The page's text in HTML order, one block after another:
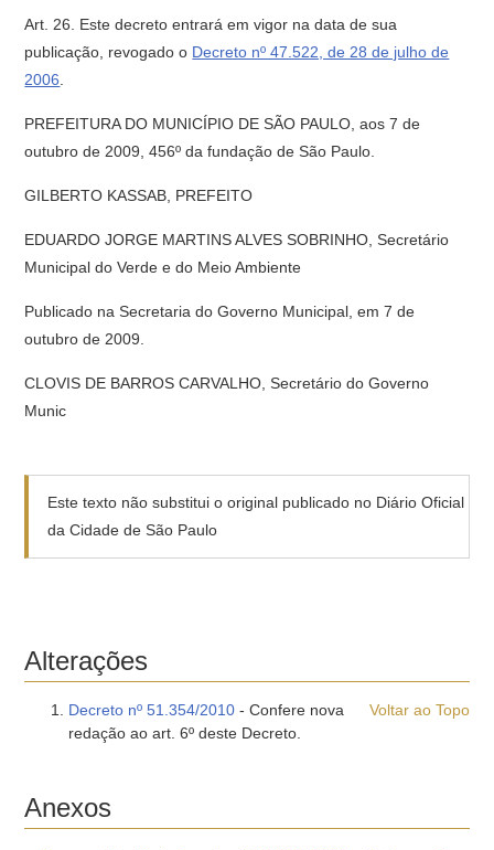
Art. 26. Este decreto entrará em vigor na data de sua
publicação, revogado o Decreto nº 47.522, de 28 de julho de
2006
PREFEITURA DO MUNICÍPIO DE SÃO PAULO, aos 7 de
outubro de 2009, 456º da fundação de São Paulo.
GILBERTO KASSAB, PREFEITO
EDUARDO JORGE MARTINS ALVES SOBRINHO, Secretário
Municipal do Verde e do Meio Ambiente
Publicado na Secretaria do Governo Municipal, em 7 de
outubro de 2009.
CLOVIS DE BARROS CARVALHO, Secretário do Governo
Munic
Este texto não substitui o original publicado no Diário Oficial
da Cidade de São Paulo
Alterações
Voltar ao Topo
Decreto nº 51.354/2010 - Confere nova
redação ao art. 6º deste Decreto.
Anexos